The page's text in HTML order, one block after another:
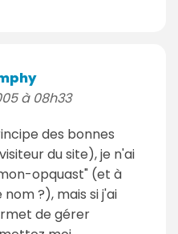
à 08h33
des bonnes
du site), je n'ai
opquast" (et à
?), mais si j'ai
de gérer